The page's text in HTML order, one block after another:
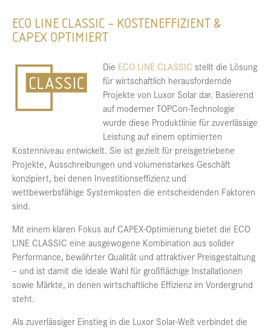
ECO LINE CLASSIC – KOSTENEFFIZIENT &
CAPEX OPTIMIERT
Die ECO LINE CLASSIC stellt die Lösung
für wirtschaftlich herausfordernde
Projekte von Luxor Solar dar. Basierend
auf moderner TOPCon-Technologie
wurde diese Produktlinie für zuverlässige
Leistung auf einem optimierten
Kostenniveau entwickelt. Sie ist gezielt für preisgetriebene
Projekte, Ausschreibungen und volumenstarkes Geschäft
konzipiert, bei denen Investitionseffizienz und
wettbewerbsfähige Systemkosten die entscheidenden Faktoren
sind.
Mit einem klaren Fokus auf CAPEX-Optimierung bietet die ECO
LINE CLASSIC eine ausgewogene Kombination aus solider
Performance, bewährter Qualität und attraktiver Preisgestaltung
– und ist damit die ideale Wahl für großflächige Installationen
sowie Märkte, in denen wirtschaftliche Effizienz im Vordergrund
steht.
Als zuverlässiger Einstieg in die Luxor Solar-Welt verbindet die